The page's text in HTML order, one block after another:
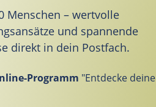
Menschen – wertvolle
und spannende
direkt in dein Postfach.
Programm "Entdecke deine